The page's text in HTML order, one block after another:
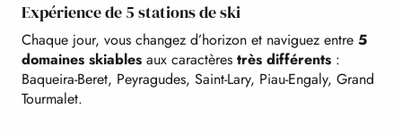
Expérience de 5 stations de ski
Chaque jour, vous changez d’horizon et naviguez entre 5
domaines skiables aux caractères très différents :
Baqueira-Beret, Peyragudes, Saint-Lary, Piau-Engaly, Grand
Tourmalet.